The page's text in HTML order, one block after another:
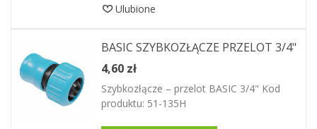
Ulubione
BASIC SZYBKOZŁĄCZE PRZELOT 3/4"
4,60 zł
Szybkozłącze – przelot BASIC 3/4" Kod
produktu: 51-135H